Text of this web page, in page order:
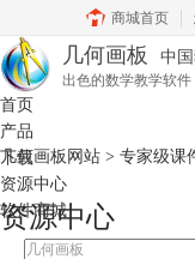
商城首页
几何画板 中
出色的数学教学软件
首页
产品
下载
资源中心
软件商城
几何画板网站 > 专家级课
资源中心